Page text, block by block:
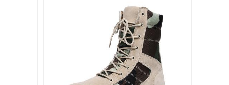
de pie
combinación de agarre, estabilidad del
tobillo y protección de pie adecuados
para un ambiente robusto.